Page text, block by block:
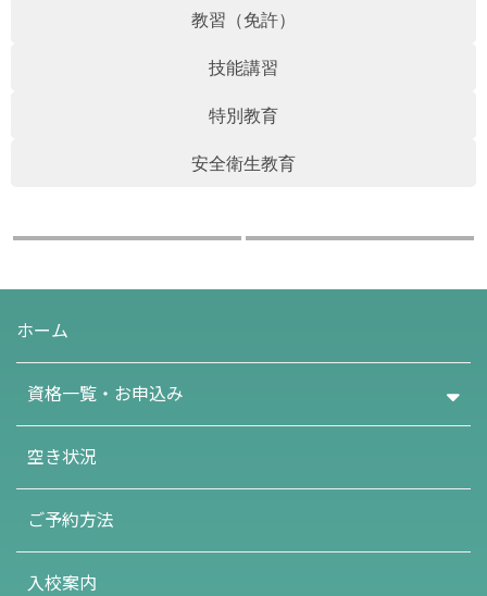
教習（免許）
技能講習
特別教育
安全衛生教育
宿泊案内
アクセス
ホーム
資格一覧・お申込み
空き状況
ご予約方法
入校案内